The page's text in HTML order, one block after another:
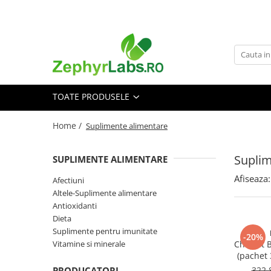
Alimentatie sanatoasa
Ingrijire și cosmetice
Scutece si servetele
Cosmetice copii
Protectie anti-insecte
Hrana pentru bebelusi
TOATE PRODUSELE
Home / Suplimente alimentare
SUPLIMENTE ALIMENTARE
Afectiuni
Altele-Suplimente alimentare
Antioxidanti
Dieta
Suplimente pentru imunitate
Vitamine si minerale
Afiseaza:
-20%
Cholest
(pachet